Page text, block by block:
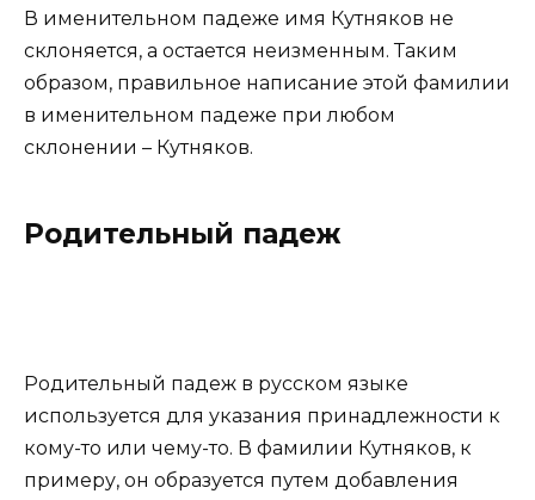
В именительном падеже имя Кутняков не
склоняется, а остается неизменным. Таким
образом, правильное написание этой фамилии
в именительном падеже при любом
склонении – Кутняков.
Родительный падеж
Родительный падеж в русском языке
используется для указания принадлежности к
кому-то или чему-то. В фамилии Кутняков, к
примеру, он образуется путем добавления